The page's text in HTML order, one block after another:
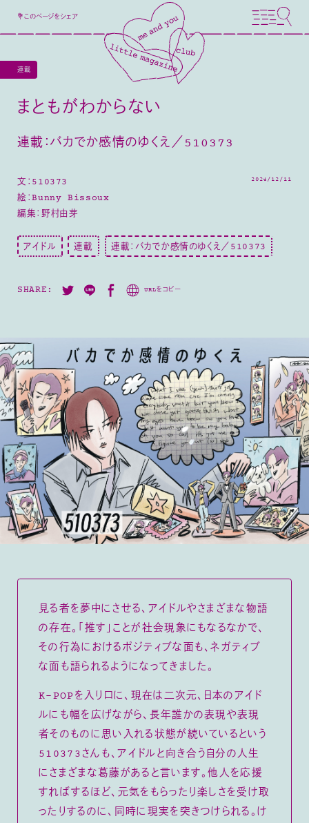
💐このページをシェア
連載
まともがわからない
連載：バカでか感情のゆくえ／510373
文：510373
絵：Bunny Bissoux
編集：野村由芽
2024/12/11
アイドル 連載 連載：バカでか感情のゆくえ／510373
SHARE: URLをコピー
見る者を夢中にさせる、アイドルやさまざまな物語
の存在。「推す」ことが社会現象にもなるなかで、
その行為におけるポジティブな面も、ネガティブ
な面も語られるようになってきました。
K-POPを入り口に、現在は二次元、日本のアイド
ルにも幅を広げながら、長年誰かの表現や表現
者そのものに思い入れる状態が続いているという
510373さんも、アイドルと向き合う自分の人生
にさまざまな葛藤があると言います。他人を応援
すればするほど、元気をもらったり楽しさを受け取
ったりするのに、同時に現実を突きつけられる。け